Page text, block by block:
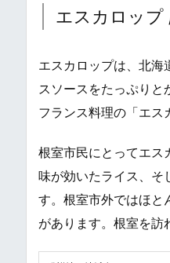
エスカロッ
エスカロップは、北海
スソースをたっぷりと
フランス料理の「エス
根室市民にとってエス
味が効いたライス、そ
す。根室市外ではほと
があります。根室を訪